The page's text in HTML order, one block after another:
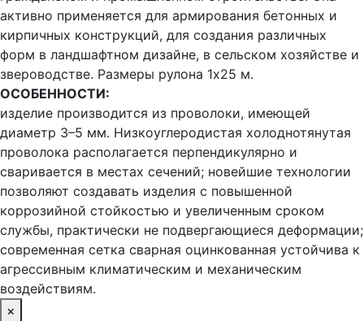
активно применяется для армирования бетонных и
кирпичных конструкций, для создания различных
форм в ландшафтном дизайне, в сельском хозяйстве и
звероводстве. Размеры рулона 1х25 м.
ОСОБЕННОСТИ:
изделие производится из проволоки, имеющей
диаметр 3–5 мм. Низкоуглеродистая холоднотянутая
проволока располагается перпендикулярно и
сваривается в местах сечений; новейшие технологии
позволяют создавать изделия с повышенной
коррозийной стойкостью и увеличенным сроком
службы, практически не подвергающиеся деформации;
современная сетка сварная оцинкованная устойчива к
агрессивным климатическим и механическим
воздействиям.
×